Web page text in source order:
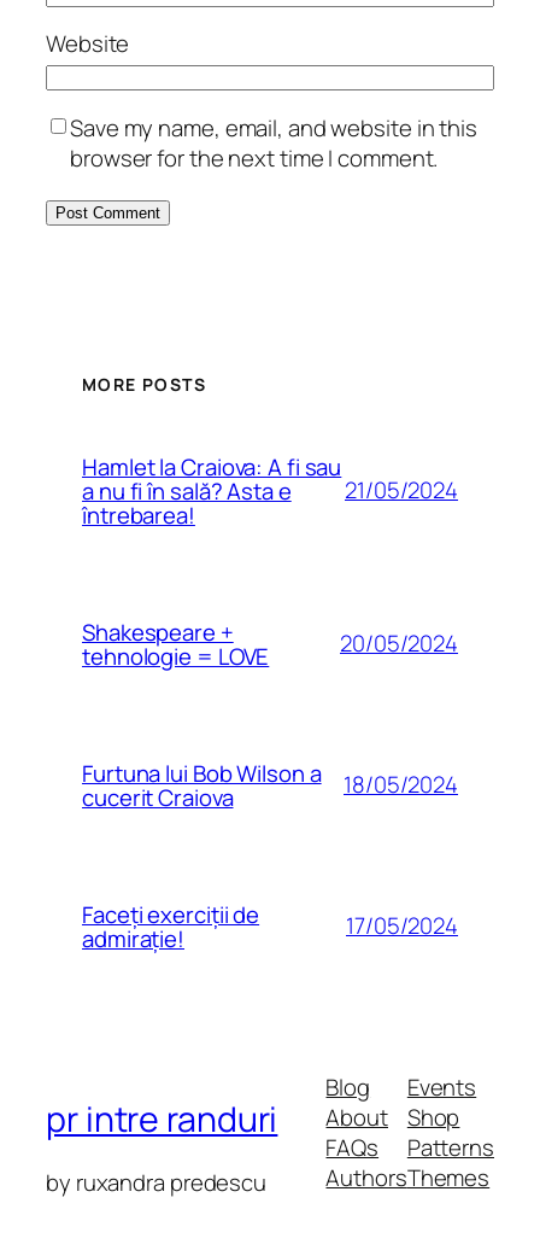
Website
Save my name, email, and website in this
browser for the next time I comment.
MORE POSTS
Hamlet la Craiova: A fi sau
a nu fi în sală? Asta e
întrebarea!
21/05/2024
Shakespeare +
tehnologie = LOVE 20/05/2024
Furtuna lui Bob Wilson a
cucerit Craiova 18/05/2024
Faceți exerciții de
admirație! 17/05/2024
pr intre randuri
by ruxandra predescu
Blog
About
FAQs
Authors
Events
Shop
Patterns
Themes